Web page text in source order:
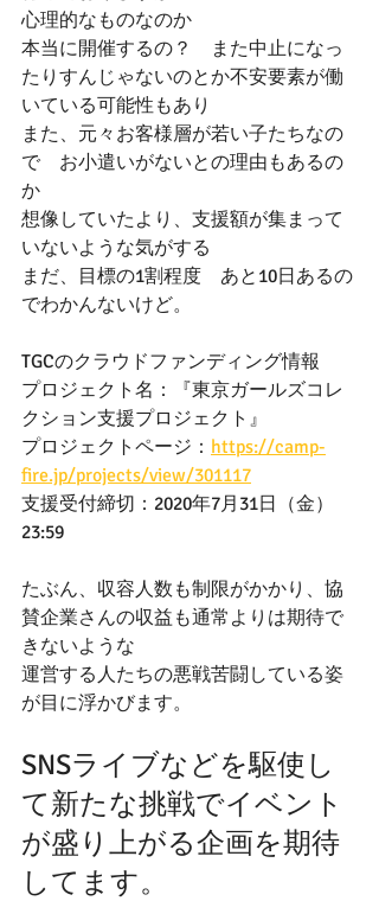
心理的なものなのか
本当に開催するの？　また中止になっ
たりすんじゃないのとか不安要素が働
いている可能性もあり
また、元々お客様層が若い子たちなの
で　お小遣いがないとの理由もあるの
か
想像していたより、支援額が集まって
いないような気がする
まだ、目標の1割程度　あと10日あるの
でわかんないけど。
TGCのクラウドファンディング情報
プロジェクト名：『東京ガールズコレ
クション支援プロジェクト』
プロジェクトページ： https://camp-
fire.jp/projects/view/301117
支援受付締切：2020年7月31日（金）
23:59
たぶん、収容人数も制限がかかり、協
賛企業さんの収益も通常よりは期待で
きないような
運営する人たちの悪戦苦闘している姿
が目に浮かびます。
SNSライブなどを駆使し
て新たな挑戦でイベント
が盛り上がる企画を期待
してます。